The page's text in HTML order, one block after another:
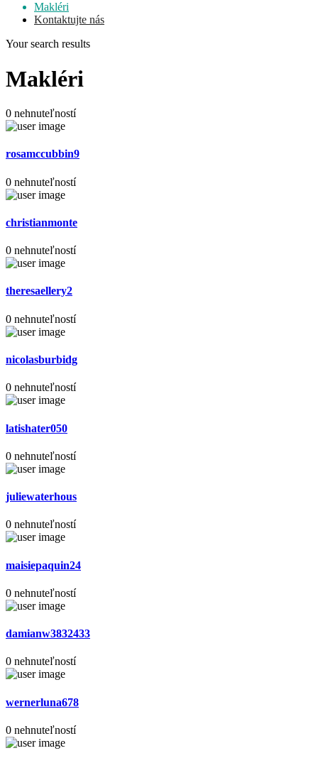
Makléri
Kontaktujte nás
Your search results
Makléri
0 nehnuteľností
rosamccubbin9
0 nehnuteľností
christianmonte
0 nehnuteľností
theresaellery2
0 nehnuteľností
nicolasburbidg
0 nehnuteľností
latishater050
0 nehnuteľností
juliewaterhous
0 nehnuteľností
maisiepaquin24
0 nehnuteľností
damianw3832433
0 nehnuteľností
wernerluna678
0 nehnuteľností